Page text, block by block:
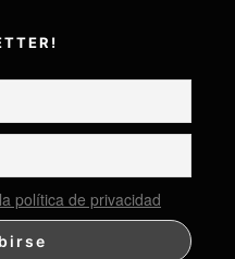
política de privacidad